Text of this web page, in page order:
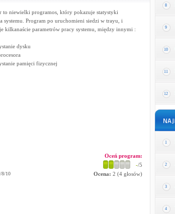
to niewielki programos, który pokazuje statystyki
systemu. Program po uruchomieni siedzi w trayu, i
kilkanaście parametrów pracy systemu, między innymi :
dysku
pamięci fizycznej
8/10
Oceń program:
-/5
Ocena: 2 (4głosów)
8
9
10
11
12
1
2
3
4